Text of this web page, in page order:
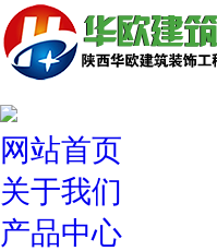
网站首页
关于我们
产品中心